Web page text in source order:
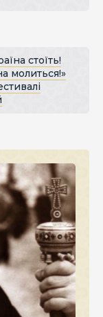
стоїть!
молиться!»